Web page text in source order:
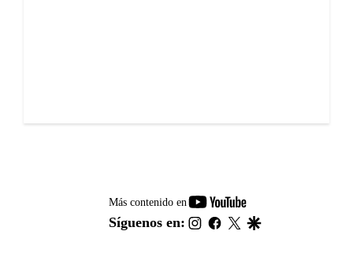
Más contenido en
youtube-
footer
Síguenos en: instagram
facebook
twitter